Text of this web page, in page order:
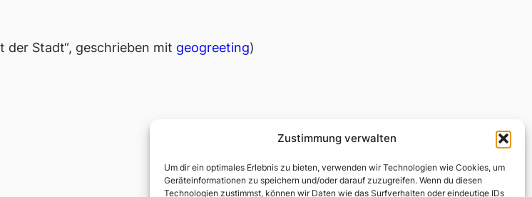
Zustimmung verwalten
Um dir ein optimales Erlebnis zu bieten, verwenden wir Technologien wie Cookies, um
Geräteinformationen zu speichern und/oder darauf zuzugreifen. Wenn du diesen
Technologien zustimmst, können wir Daten wie das Surfverhalten oder eindeutige IDs
der Stadt“, geschrieben mit geogreeting)